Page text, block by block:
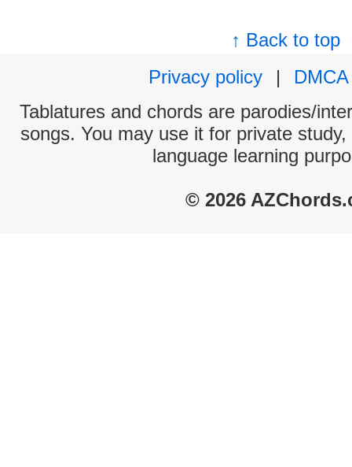
↑ Back to top
Privacy policy
|
DMCA
Tablatures and chords are parodies/
songs. You may use it for private
language learning
© 2026